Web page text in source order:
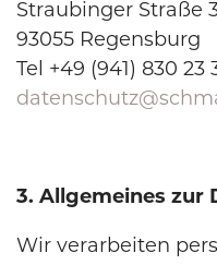
Straubinger Straße
93055 Regensburg
Tel +49 (941) 830 23
3. Allgemeines zur
Wir verarbeiten